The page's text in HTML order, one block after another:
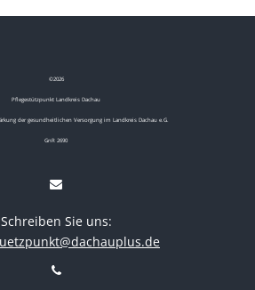
©2026
Pflegestützpunkt Landkreis Dachau
der gesundheitlichen Versorgung im Landkreis Dachau e.G.
GnR 2690
Schreiben Sie uns: